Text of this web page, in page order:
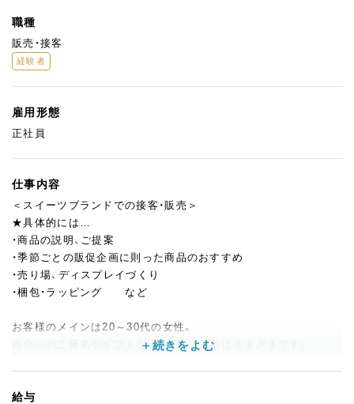
職種
販売・接客
経験者
雇用形態
正社員
仕事内容
＜スイーツブランドでの接客・販売＞
★具体的には…
・商品の説明、ご提案
・季節ごとの販促企画に則った商品のおすすめ
・売り場、ディスプレイづくり
・梱包・ラッピング など
お客様のメインは20～30代の女性。
自分へのご褒美やギフトなど、ご利用目的はさまざまです。
給与